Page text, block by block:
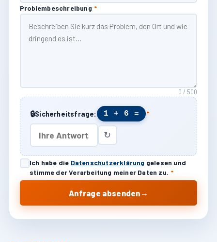
Problembeschreibung *
0 / 500
🔒Sicherheitsfrage: 1 + 6 = *
↻
Ich habe die Datenschutzerklärung gelesen und
stimme der Verarbeitung meiner Daten zu. *
Anfrage absenden →